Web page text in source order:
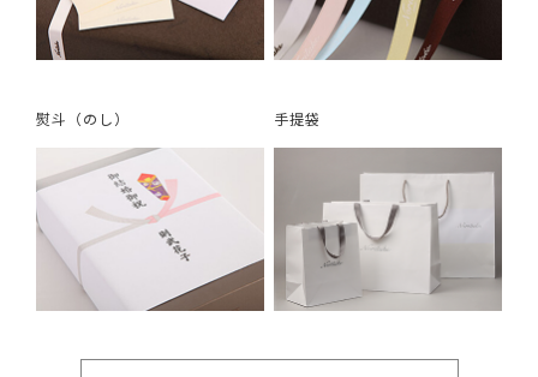
熨斗（のし） 手提袋